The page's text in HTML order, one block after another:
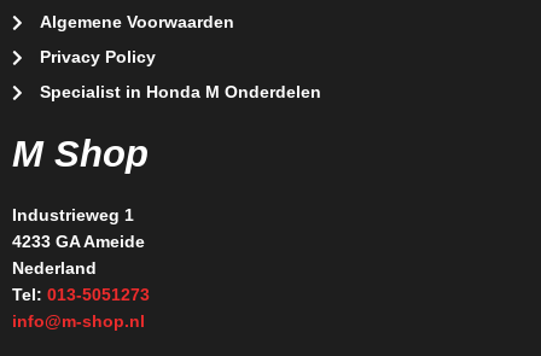
Algemene Voorwaarden
Privacy Policy
Specialist in Honda M Onderdelen
M Shop
Industrieweg 1
4233 GA Ameide
Nederland
Tel: 013-5051273
info@m-shop.nl